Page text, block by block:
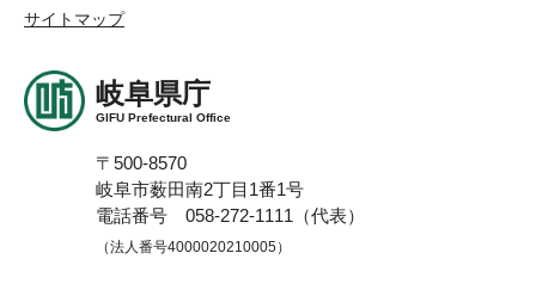
サイトマップ
岐阜県庁
GIFU Prefectural Office
〒500-8570
岐阜市薮田南2丁目1番1号
電話番号 058-272-1111（代表）
（法人番号4000020210005）